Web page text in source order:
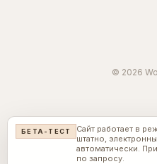
© 2026
БЕТА-ТЕСТ
Сайт работает в
штатно,
автоматически.
по запросу.